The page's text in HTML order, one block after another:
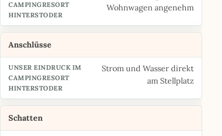
Wohnwagen angenehm
Anschlüsse
Strom und Wasser direkt
am Stellplatz
Schatten